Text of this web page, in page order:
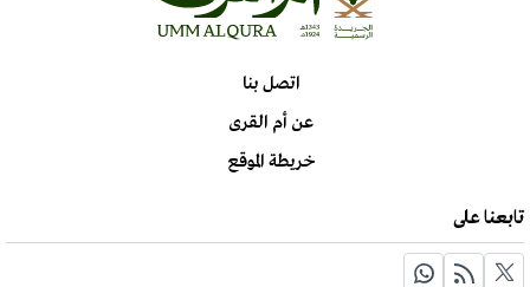
اتصل بنا
عن أم القرى
خريطة الموقع
تابعنا على